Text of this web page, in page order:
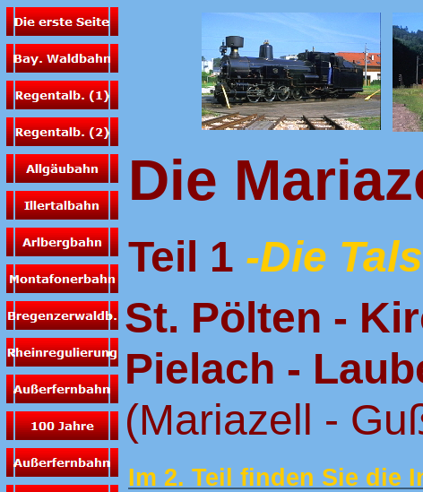
Die
Teil 1 -Die
St. Pölten -
Pielach -
(Mariazell -
Im 2. Teil finden Sie die